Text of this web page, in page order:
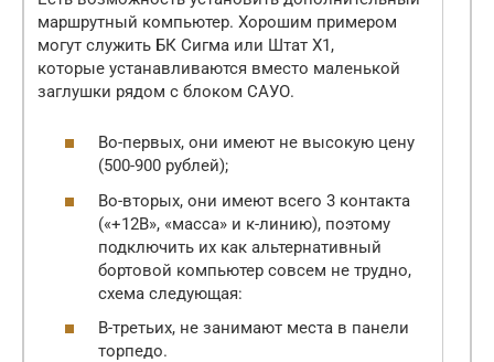
маршрутный компьютер. Хорошим примером
могут служить БК Сигма или Штат X1,
которые устанавливаются вместо маленькой
заглушки рядом с блоком САУО.
Во-первых, они имеют не высокую цену
(500-900 рублей);
Во-вторых, они имеют всего 3 контакта
(«+12В», «масса» и к-линию), поэтому
подключить их как альтернативный
бортовой компьютер совсем не трудно,
схема следующая:
В-третьих, не занимают места в панели
торпедо.